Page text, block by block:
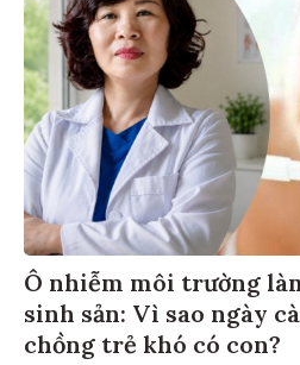
Ô nhiễm môi trường
sinh sản: Vì sao ngày
chồng trẻ khó có con?